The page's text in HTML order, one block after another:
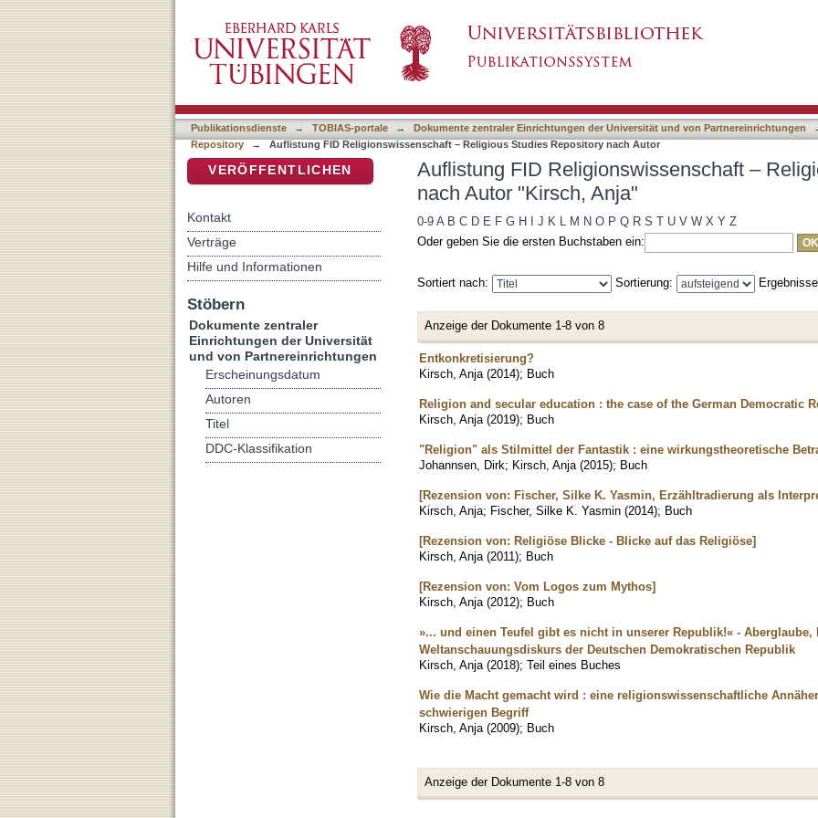
Publikationsdienste → TOBIAS-portale → Dokumente zentraler Einrichtungen der Universität und von Partnereinrichtungen
Repository
→ Auflistung FID Religionswissenschaft – Religious Studies Repository nach Autor
Auflistung FID Religionswissenschaft –
nach Autor "Kirsch, Anja"
0-9 A B C D E F G H J K L M N O P Q R S T U V W X Y Z
Oder geben Sie die ersten Buchstaben ein:
Sortiert nach: Sortierung:
Anzeige der Dokumente 1-8 von 8
Entkonkretisierung?
Kirsch, Anja (2014); Buch
Religion and secular education : the case of the German Democratic
Kirsch, Anja (2019); Buch
"Religion" als Stilmittel der Fantastik : eine wirkungstheoretische
Johannsen, Dirk; Kirsch, Anja (2015); Buch
[Rezension von: Fischer, Silke K. Yasmin, Erzähltradierung als
Kirsch, Anja; Fischer, Silke K. Yasmin (2014); Buch
[Rezension von: Religiöse Blicke - Blicke auf das Religiöse]
Kirsch, Anja (2011); Buch
[Rezension von: Vom Logos zum Mythos]
Kirsch, Anja (2012); Buch
»... und einen Teufel gibt es nicht in unserer Republik!« -
Weltanschauungsdiskurs der Deutschen Demokratischen Republik
Kirsch, Anja (2018); Teil eines Buches
Wie die Macht gemacht wird : eine religionswissenschaftliche
schwierigen Begriff
Kirsch, Anja (2009); Buch
Anzeige der Dokumente 1-8 von 8
VERÖFFENTLICHEN
Kontakt
Verträge
Hilfe und Informationen
Stöbern
Dokumente zentraler
Einrichtungen der Universität
und von Partnereinrichtungen
Erscheinungsdatum
Autoren
Titel
DDC-Klassifikation